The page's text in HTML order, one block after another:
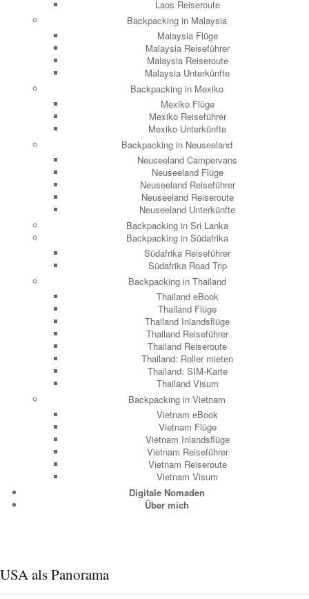
Laos Reiseroute
Backpacking in Malaysia
Malaysia Flüge
Malaysia Reiseführer
Malaysia Reiseroute
Malaysia Unterkünfte
Backpacking in Mexiko
Mexiko Flüge
Mexiko Reiseführer
Mexiko Unterkünfte
Backpacking in Neuseeland
Neuseeland Campervans
Neuseeland Flüge
Neuseeland Reiseführer
Neuseeland Reiseroute
Neuseeland Unterkünfte
Backpacking in Sri Lanka
Backpacking in Südafrika
Südafrika Reiseführer
Südafrika Road Trip
Backpacking in Thailand
Thailand eBook
Thailand Flüge
Thailand Inlandsflüge
Thailand Reiseführer
Thailand Reiseroute
Thailand: Roller mieten
Thailand: SIM-Karte
Thailand Visum
Backpacking in Vietnam
Vietnam eBook
Vietnam Flüge
Vietnam Inlandsflüge
Vietnam Reiseführer
Vietnam Reiseroute
Vietnam Visum
Digitale Nomaden
Über mich
USA als Panorama